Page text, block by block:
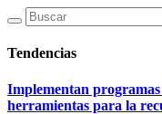
Tendencias
Implementan
herramientas para la